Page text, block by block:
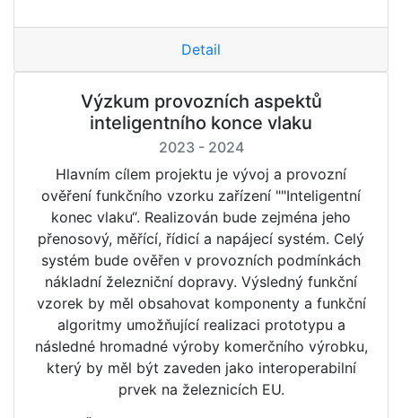
Detail
Výzkum provozních aspektů
inteligentního konce vlaku
2023 - 2024
Hlavním cílem projektu je vývoj a provozní
ověření funkčního vzorku zařízení ""Inteligentní
konec vlaku“. Realizován bude zejména jeho
přenosový, měřící, řídicí a napájecí systém. Celý
systém bude ověřen v provozních podmínkách
nákladní železniční dopravy. Výsledný funkční
vzorek by měl obsahovat komponenty a funkční
algoritmy umožňující realizaci prototypu a
následné hromadné výroby komerčního výrobku,
který by měl být zaveden jako interoperabilní
prvek na železnicích EU.